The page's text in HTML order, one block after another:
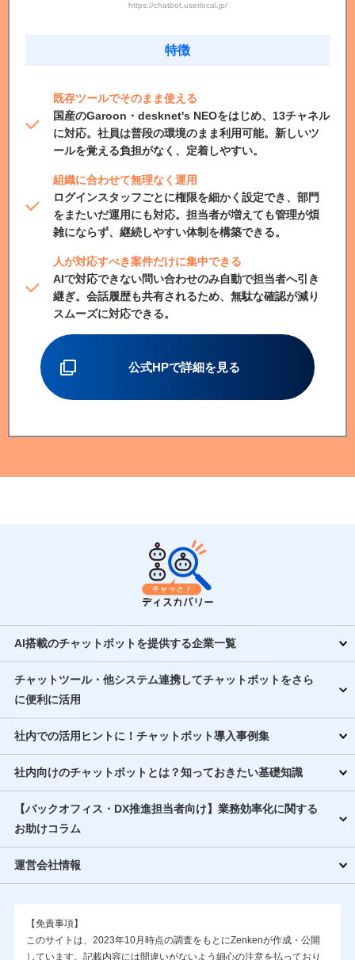
https://chatbot.userlocal.jp/
特徴
既存ツールでそのまま使える
国産のGaroon・desknet's NEOをはじめ、13チャネル
に対応。社員は普段の環境のまま利用可能。新しいツ
ールを覚える負担がなく、定着しやすい。
組織に合わせて無理なく運用
ログインスタッフごとに権限を細かく設定でき、部門
をまたいだ運用にも対応。担当者が増えても管理が煩
雑にならず、継続しやすい体制を構築できる。
人が対応すべき案件だけに集中できる
AIで対応できない問い合わせのみ自動で担当者へ引き
継ぎ。会話履歴も共有されるため、無駄な確認が減り
スムーズに対応できる。
公式HPで詳細を見る
AI搭載のチャットボットを提供する企業一覧
チャットツール・他システム連携してチャットボットをさら
に便利に活用
社内での活用ヒントに！チャットボット導入事例集
社内向けのチャットボットとは？知っておきたい基礎知識
【バックオフィス・DX推進担当者向け】業務効率化に関する
お助けコラム
運営会社情報
【免責事項】
このサイトは、2023年10月時点の調査をもとにZenkenが作成・公開
しています。記載内容には間違いがないよう細心の注意を払っており